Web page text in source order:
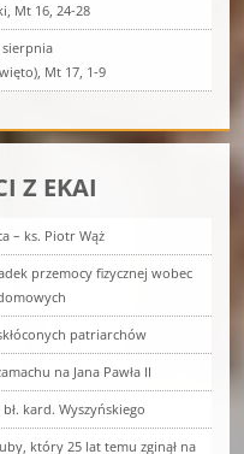
Mt 16, 24-28
Mt 17, 1-9
Z EKAI
– ks. Piotr Wąż
przemocy fizycznej wobec
patriarchów
na Jana Pawła II
kard. Wyszyńskiego
który 25 lat temu zginął na